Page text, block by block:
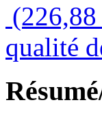
qualité